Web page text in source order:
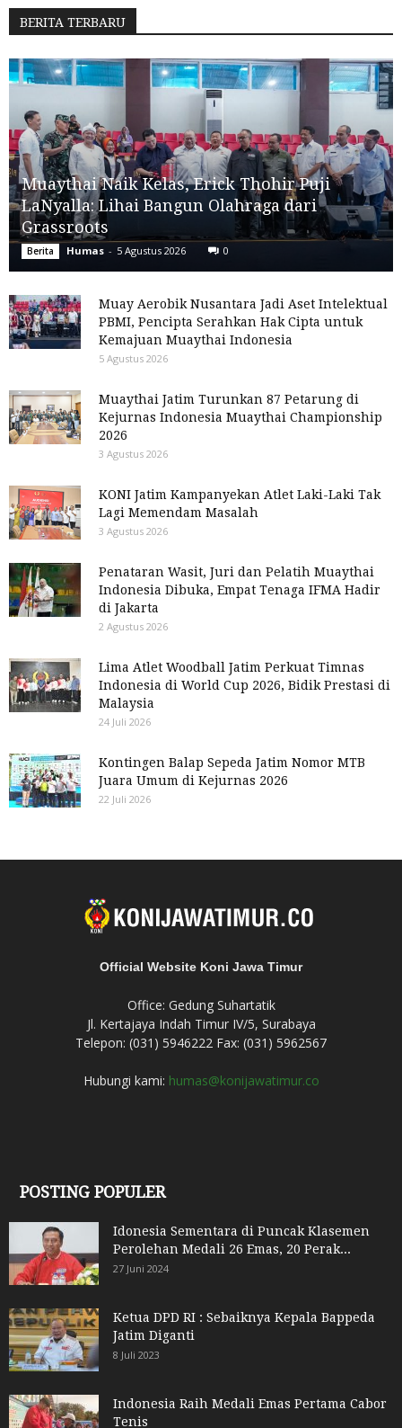
BERITA TERBARU
Muaythai Naik Kelas, Erick Thohir Puji
LaNyalla: Lihai Bangun Olahraga dari
Grassroots
Berita Humas - 5 Agustus 2026 0
Muay Aerobik Nusantara Jadi Aset Intelektual
PBMI, Pencipta Serahkan Hak Cipta untuk
Kemajuan Muaythai Indonesia
5 Agustus 2026
Muaythai Jatim Turunkan 87 Petarung di
Kejurnas Indonesia Muaythai Championship
2026
3 Agustus 2026
KONI Jatim Kampanyekan Atlet Laki-Laki Tak
Lagi Memendam Masalah
3 Agustus 2026
Penataran Wasit, Juri dan Pelatih Muaythai
Indonesia Dibuka, Empat Tenaga IFMA Hadir
di Jakarta
2 Agustus 2026
Lima Atlet Woodball Jatim Perkuat Timnas
Indonesia di World Cup 2026, Bidik Prestasi di
Malaysia
24 Juli 2026
Kontingen Balap Sepeda Jatim Nomor MTB
Juara Umum di Kejurnas 2026
22 Juli 2026
Official Website Koni Jawa Timur
Office: Gedung Suhartatik
Jl. Kertajaya Indah Timur IV/5, Surabaya
Telepon: (031) 5946222 Fax: (031) 5962567
Hubungi kami: humas@konijawatimur.co
POSTING POPULER
Idonesia Sementara di Puncak Klasemen
Perolehan Medali 26 Emas, 20 Perak...
27 Juni 2024
Ketua DPD RI : Sebaiknya Kepala Bappeda
Jatim Diganti
8 Juli 2023
Indonesia Raih Medali Emas Pertama Cabor
Tenis